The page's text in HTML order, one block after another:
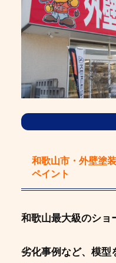
和歌山市・外壁塗
ペイント
和歌山最大級のショ
劣化事例など、模型